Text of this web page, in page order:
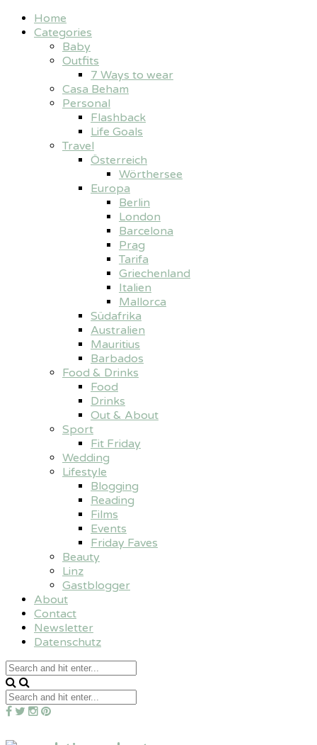
Home
Categories
Baby
Outfits
7 Ways to wear
Casa Beham
Personal
Flashback
Life Goals
Travel
Österreich
Wörthersee
Europa
Berlin
London
Barcelona
Prag
Tarifa
Griechenland
Italien
Mallorca
Südafrika
Australien
Mauritius
Barbados
Food & Drinks
Food
Drinks
Out & About
Sport
Fit Friday
Wedding
Lifestyle
Blogging
Reading
Films
Events
Friday Faves
Beauty
Linz
Gastblogger
About
Contact
Newsletter
Datenschutz